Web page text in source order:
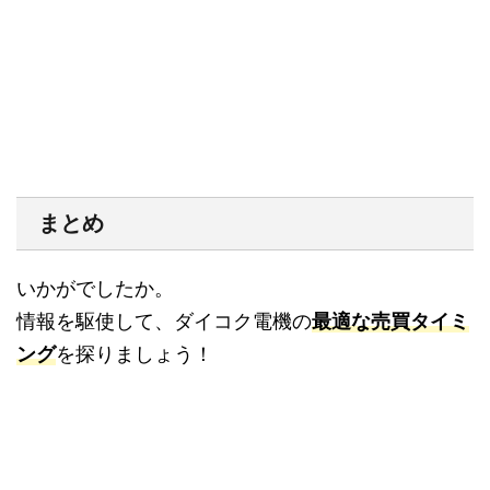
まとめ
いかがでしたか。
情報を駆使して、ダイコク電機の最適な売買タイミ
ングを探りましょう！